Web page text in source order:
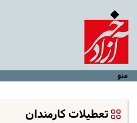
منو
تعطیلات کارمندان